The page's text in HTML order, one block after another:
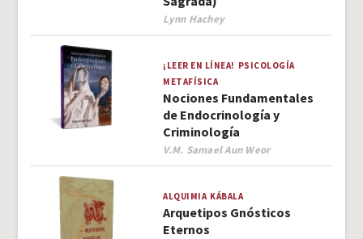
Author
Lynn Hachey
¡LEER EN LÍNEA! PSICOLOGÍA
METAFÍSICA
Nociones Fundamentales
de Endocrinología y
Criminología
Author
V.M. Samael Aun Weor
ALQUIMIA KÁBALA
Arquetipos Gnósticos
Eternos